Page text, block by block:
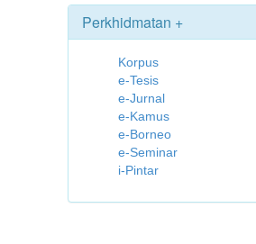
Perkhidmatan +
Korpus
e-Tesis
e-Jurnal
e-Kamus
e-Borneo
e-Seminar
i-Pintar